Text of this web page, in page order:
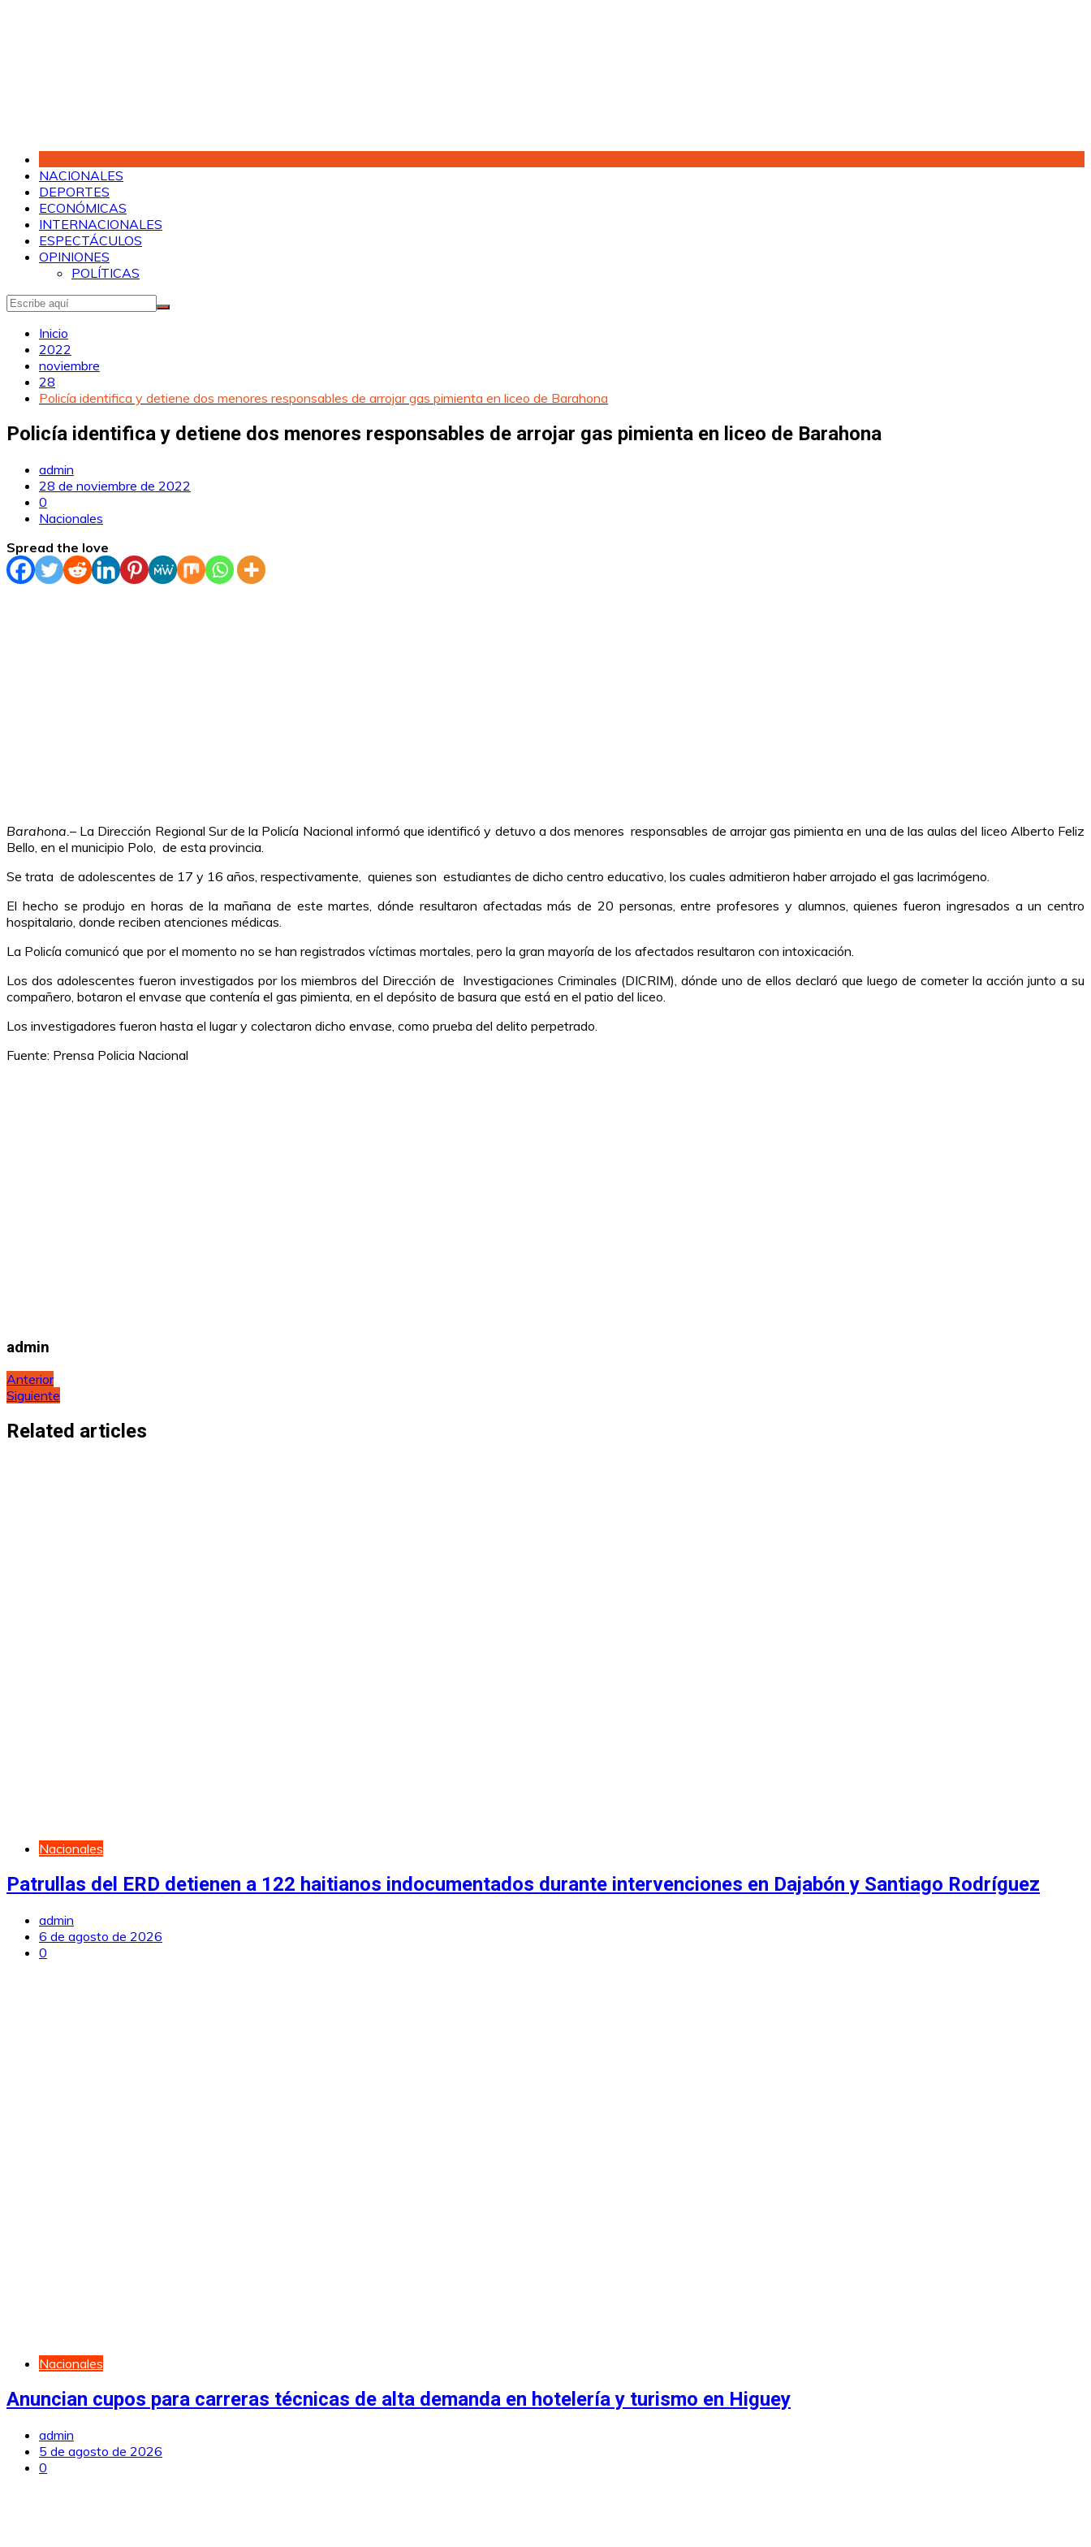
NACIONALES
DEPORTES
ECONÓMICAS
INTERNACIONALES
ESPECTÁCULOS
OPINIONES
POLÍTICAS
Inicio
2022
noviembre
28
Policía identifica y detiene dos menores responsables de arrojar gas pimienta en liceo de Barahona
Policía identifica y detiene dos menores responsables de arrojar gas pimienta en liceo de Barahona
admin
28 de noviembre de 2022
0
Nacionales
Spread the love
Barahona. – La Dirección Regional Sur de la Policía Nacional informó que identificó y detuvo a dos menores responsables de arrojar gas pimienta en una de las aulas del liceo Alberto Feliz
Bello, en el municipio Polo, de esta provincia.
Se trata de adolescentes de 17 y 16 años, respectivamente, quienes son estudiantes de dicho centro educativo, los cuales admitieron haber arrojado el gas lacrimógeno.
El hecho se produjo en horas de la mañana de este martes, dónde resultaron afectadas más de 20 personas, entre profesores y alumnos, quienes fueron ingresados a un centro
hospitalario, donde reciben atenciones médicas.
La Policía comunicó que por el momento no se han registrados víctimas mortales, pero la gran mayoría de los afectados resultaron con intoxicación.
Los dos adolescentes fueron investigados por los miembros del Dirección de Investigaciones Criminales (DICRIM), dónde uno de ellos declaró que luego de cometer la acción junto a su
compañero, botaron el envase que contenía el gas pimienta, en el depósito de basura que está en el patio del liceo.
Los investigadores fueron hasta el lugar y colectaron dicho envase, como prueba del delito perpetrado.
Fuente: Prensa Policia Nacional
admin
Navegación
de
entradas
Anterior
Siguiente
Related articles
Nacionales
Patrullas del ERD detienen a 122 haitianos indocumentados durante intervenciones en Dajabón y Santiago Rodríguez
admin
6 de agosto de 2026
0
Nacionales
Anuncian cupos para carreras técnicas de alta demanda en hotelería y turismo en Higuey
admin
5 de agosto de 2026
0